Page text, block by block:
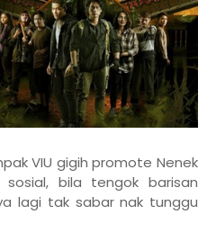
VIU gigih promote Nenek
bila tengok barisan
lagi tak sabar nak tunggu